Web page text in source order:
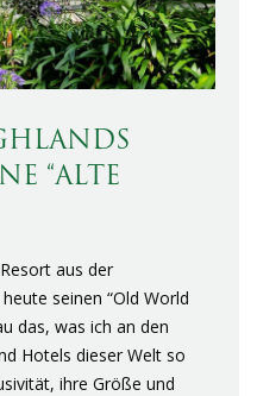
“ALTE
aus der
seinen “Old World
das, was ich an den
Hotels dieser Welt so
ihre Größe und